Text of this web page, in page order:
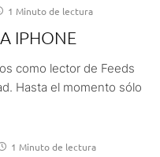
1 Minuto de lectura
IPHONE
como lector de Feeds
Hasta el momento sólo
1 Minuto de lectura